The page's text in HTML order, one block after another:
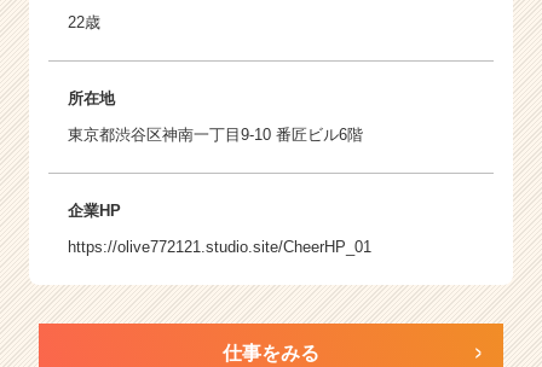
22歳
所在地
東京都渋谷区神南一丁目9-10 番匠ビル6階
企業HP
https://olive772121.studio.site/CheerHP_01
仕事をみる